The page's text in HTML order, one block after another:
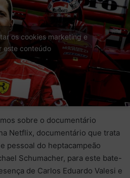
os cookies marketing e
este conteúdo
sobre o documentário
Netflix, documentário que trata
pessoal do heptacampeão
Schumacher, para este bate-
de Carlos Eduardo Valesi e